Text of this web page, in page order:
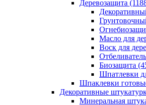
Деревозащита
Масло для
Воск для
Биозащита
Шпатлевки
Шпаклевки
Декоративные
Минеральная